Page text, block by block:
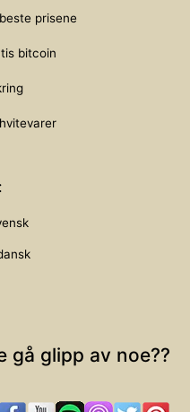
prisene
bitcoin
gå glipp av noe??